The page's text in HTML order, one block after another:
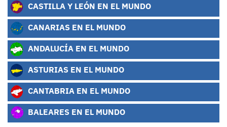
CASTILLA Y LEÓN EN EL MUNDO
CANARIAS EN EL MUNDO
ANDALUCÍA EN EL MUNDO
ASTURIAS EN EL MUNDO
CANTABRIA EN EL MUNDO
BALEARES EN EL MUNDO